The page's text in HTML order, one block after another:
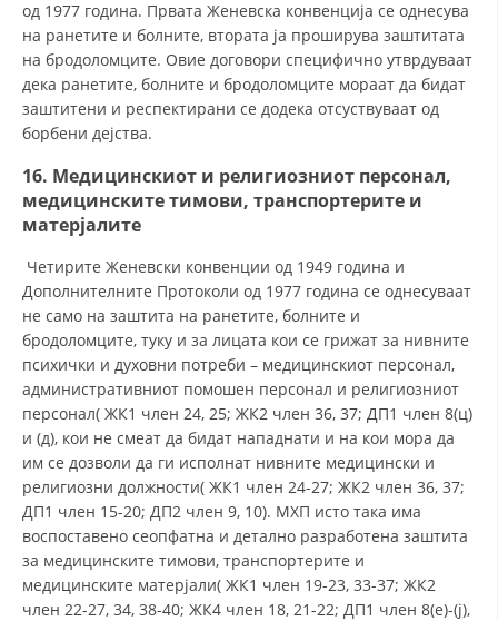
од 1977 година. Првата Женевска конвенција се однесува
на ранетите и болните, втората ја проширува заштитата
на бродоломците. Овие договори специфично утврдуваат
дека ранетите, болните и бродоломците мораат да бидат
заштитени и респектирани се додека отсуствуваат од
борбени дејства.
16. Медицинскиот и религиозниот персонал,
медицинските тимови, транспортерите и
матерјалите
Четирите Женевски конвенции од 1949 година и
Дополнителните Протоколи од 1977 година се однесуваат
не само на заштита на ранетите, болните и
бродоломците, туку и за лицата кои се грижат за нивните
психички и духовни потреби – медицинскиот персонал,
административниот помошен персонал и религиозниот
персонал( ЖК1 член 24, 25; ЖК2 член 36, 37; ДП1 член 8(ц)
и (д), кои не смеат да бидат нападнати и на кои мора да
им се дозволи да ги исполнат нивните медицински и
религиозни должности( ЖК1 член 24-27; ЖК2 член 36, 37;
ДП1 член 15-20; ДП2 член 9, 10). МХП исто така има
воспоставено сеопфатна и детално разработена заштита
за медицинските тимови, транспортерите и
медицинските матерјали( ЖК1 член 19-23, 33-37; ЖК2
член 22-27, 34, 38-40; ЖК4 член 18, 21-22; ДП1 член 8(е)-(ј),